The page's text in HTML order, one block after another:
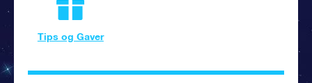
Tips og Gaver